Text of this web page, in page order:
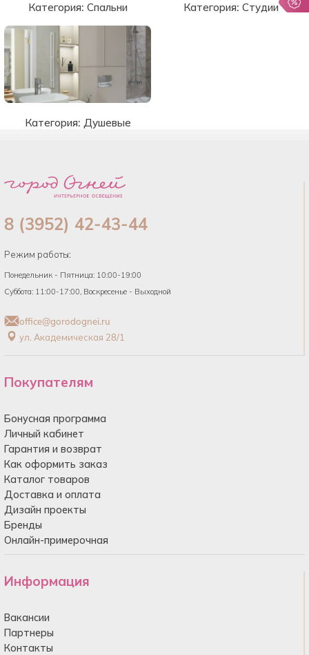
Категория: Спальни Категория:Студии
Категория: Душевые
8 (3952) 42-43-44
Режим работы:
Понедельник - Пятница: 10:00-19:00
Суббота: 11:00-17:00, Воскресенье - Выходной
office@gorodognei.ru
ул. Академическая 28/1
Покупателям
Бонусная программа
Личный кабинет
Гарантия и возврат
Как оформить заказ
Каталог товаров
Доставка и оплата
Дизайн проекты
Бренды
Онлайн-примерочная
Информация
Вакансии
Партнеры
Контакты